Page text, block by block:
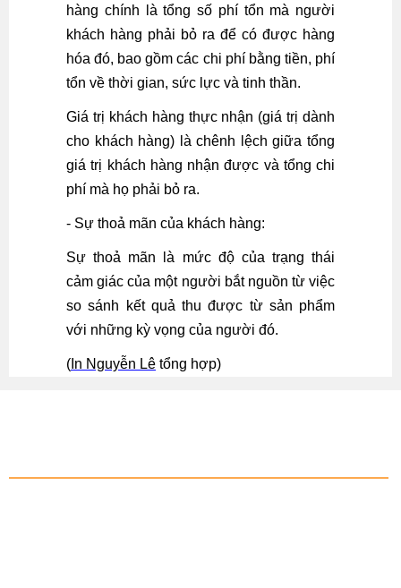
hàng chính là tổng số phí tổn mà người
khách hàng phải bỏ ra để có được hàng
hóa đó, bao gồm các chi phí bằng tiền, phí
tổn về thời gian, sức lực và tinh thần.
Giá trị khách hàng thực nhận (giá trị dành
cho khách hàng) là chênh lệch giữa tổng
giá trị khách hàng nhận được và tổng chi
phí mà họ phải bỏ ra.
- Sự thoả mãn của khách hàng:
Sự thoả mãn là mức độ của trạng thái
cảm giác của một người bắt nguồn từ việc
so sánh kết quả thu được từ sản phẩm
với những kỳ vọng của người đó.
( In Nguyễn Lê tổng hợp)